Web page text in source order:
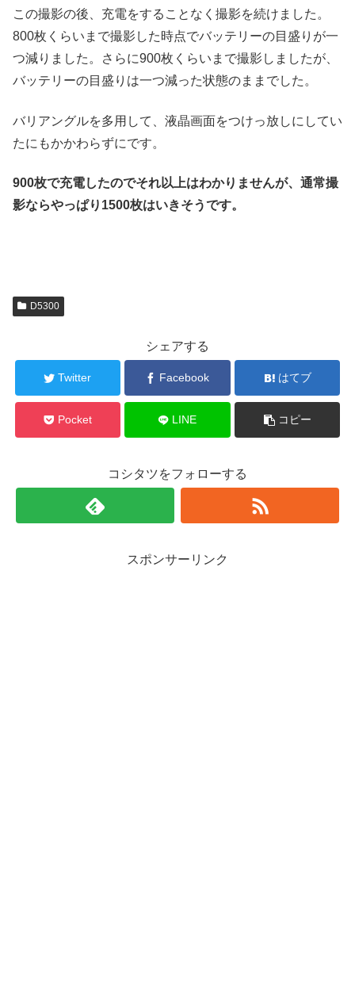
この撮影の後、充電をすることなく撮影を続けました。
800枚くらいまで撮影した時点でバッテリーの目盛りが一
つ減りました。さらに900枚くらいまで撮影しましたが、
バッテリーの目盛りは一つ減った状態のままでした。
バリアングルを多用して、液晶画面をつけっ放しにしてい
たにもかかわらずにです。
900枚で充電したのでそれ以上はわかりませんが、通常撮
影ならやっぱり1500枚はいきそうです。
D5300
シェアする
Twitter Facebook はてブ
Pocket LINE コピー
コシタツをフォローする
スポンサーリンク